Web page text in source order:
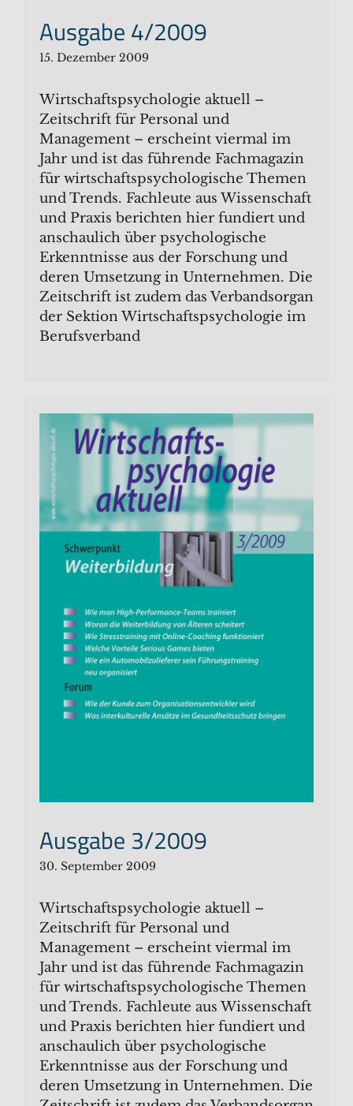
Ausgabe 4/2009
15. Dezember 2009
Wirtschaftspsychologie aktuell –
Zeitschrift für Personal und
Management – erscheint viermal im
Jahr und ist das führende Fachmagazin
für wirtschaftspsychologische Themen
und Trends. Fachleute aus Wissenschaft
und Praxis berichten hier fundiert und
anschaulich über psychologische
Erkenntnisse aus der Forschung und
deren Umsetzung in Unternehmen. Die
Zeitschrift ist zudem das Verbandsorgan
der Sektion Wirtschaftspsychologie im
Berufsverband
Ausgabe 3/2009
30. September 2009
Wirtschaftspsychologie aktuell –
Zeitschrift für Personal und
Management – erscheint viermal im
Jahr und ist das führende Fachmagazin
für wirtschaftspsychologische Themen
und Trends. Fachleute aus Wissenschaft
und Praxis berichten hier fundiert und
anschaulich über psychologische
Erkenntnisse aus der Forschung und
deren Umsetzung in Unternehmen. Die